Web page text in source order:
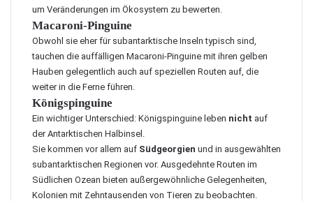
um Veränderungen im Ökosystem zu bewerten.
Macaroni-Pinguine
Obwohl sie eher für subantarktische Inseln typisch sind,
tauchen die auffälligen Macaroni-Pinguine mit ihren gelben
Hauben gelegentlich auch auf speziellen Routen auf, die
weiter in die Ferne führen.
Königspinguine
Ein wichtiger Unterschied: Königspinguine leben nicht auf
der Antarktischen Halbinsel.
Sie kommen vor allem auf Südgeorgien und in ausgewählten
subantarktischen Regionen vor. Ausgedehnte Routen im
Südlichen Ozean bieten außergewöhnliche Gelegenheiten,
Kolonien mit Zehntausenden von Tieren zu beobachten.